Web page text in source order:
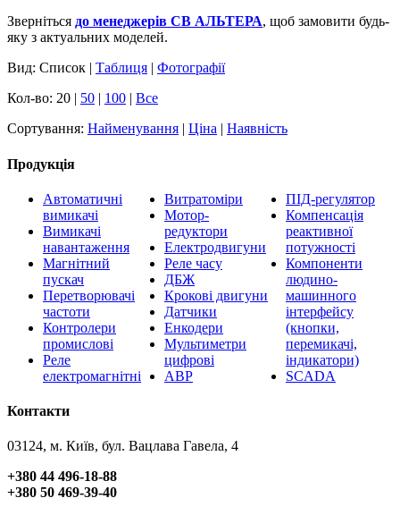
Зверніться до менеджерів СВ АЛЬТЕРА, щоб замовити будь-
яку з актуальних моделей.
Вид: Список | Таблиця | Фотографії
Кол-во: 20 | 50 | 100 | Все
Сортування: Найменування | Ціна | Наявність
Продукція
Автоматичні
вимикачі
Вимикачі
навантаження
Магнітний
пускач
Перетворювачі
частоти
Контролери
промислові
Реле
електромагнітні
Витратоміри
Мотор-
редуктори
Електродвигуни
Реле часу
ДБЖ
Крокові двигуни
Датчики
Енкодери
Мультиметри
цифрові
АВР
ПІД-регулятор
Компенсація
реактивної
потужності
Компоненти
людино-
машинного
інтерфейсу
(кнопки,
перемикачі,
індикатори)
SCADA
Контакти
03124, м. Київ, бул. Вацлава Гавела, 4
+380 44 496-18-88
+380 50 469-39-40